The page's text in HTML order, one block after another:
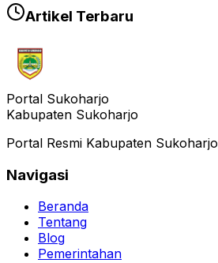
Artikel Terbaru
Portal Sukoharjo
Kabupaten Sukoharjo
Portal Resmi Kabupaten Sukoharjo
Navigasi
Beranda
Tentang
Blog
Pemerintahan